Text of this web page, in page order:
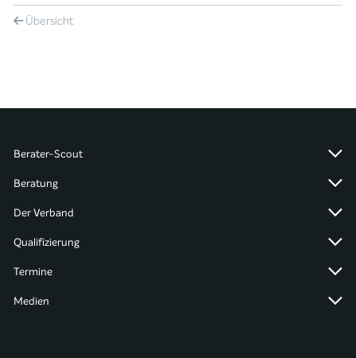
Übersicht
Berater-Scout
Beratung
Der Verband
Qualifizierung
Termine
Medien